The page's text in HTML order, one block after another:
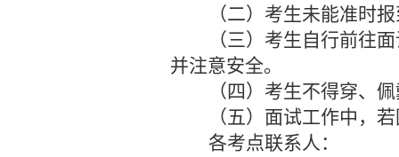
（二）考生未能准时
（三）考生自行前往
并注意安全。
（四）考生不得穿、
（五）面试工作中，
各考点联系人 ：